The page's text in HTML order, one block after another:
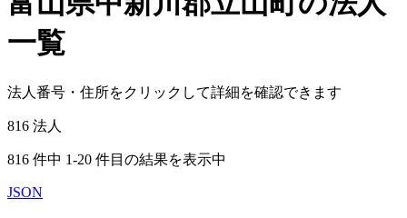
一覧
法人番号・住所をクリックして詳細を確認できます
816 法人
816 件中 1-20 件目の結果を表示中
JSON